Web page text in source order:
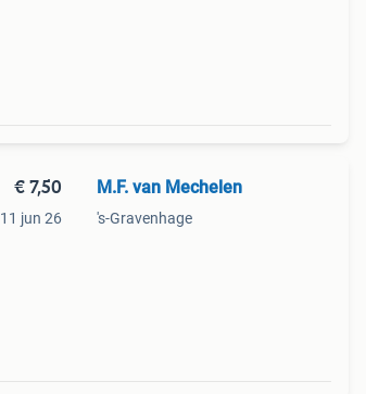
€ 7,50
11 jun 26
M.F. van Mechelen
's-Gravenhage